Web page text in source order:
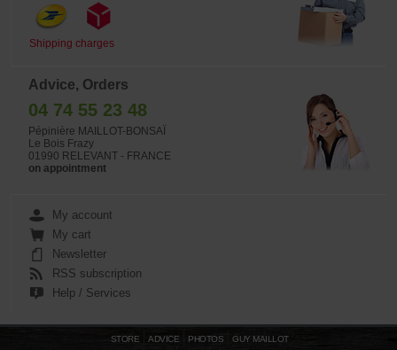
Shipping charges
Advice, Orders
04 74 55 23 48
Pépinière MAILLOT-BONSAÏ
Le Bois Frazy
01990 RELEVANT - FRANCE
on appointment
My account
My cart
Newsletter
RSS subscription
Help / Services
STORE ADVICE PHOTOS
GUY MAILLOT